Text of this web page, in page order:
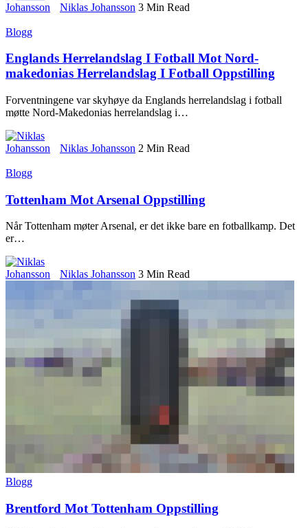
Niklas Johansson 3 Min Read
Blogg
Englands Herrelandslag I Fotball Mot Nord-
makedonias Herrelandslag I Fotball Oppstilling
Forventningene var skyhøye da Englands herrelandslag i fotball
møtte Nord-Makedonias herrelandslag i…
Niklas Johansson 2 Min Read
Blogg
Tottenham Mot Arsenal Oppstilling
Når Tottenham møter Arsenal, er det ikke bare en fotballkamp. Det
er…
Niklas Johansson 3 Min Read
Blogg
Brentford Mot Tottenham Oppstilling